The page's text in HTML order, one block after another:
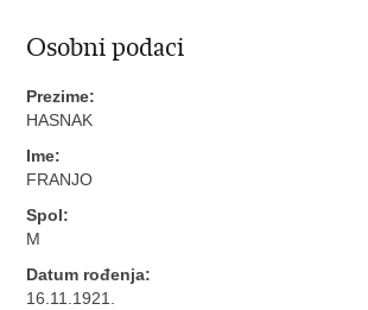
Osobni podaci
Prezime:
HASNAK
Ime:
FRANJO
Spol:
M
Datum rođenja:
16.11.1921.